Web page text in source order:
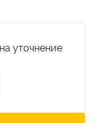
уточнение